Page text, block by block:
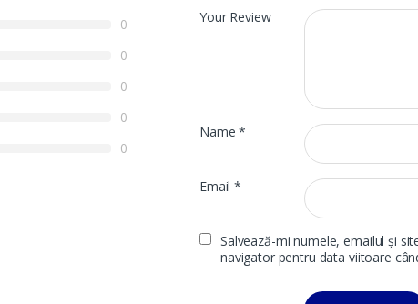
0
0
0
0
0
Your Review
Name*
Email*
Salvează-mi numele, emailul și
navigator pentru data viitoare